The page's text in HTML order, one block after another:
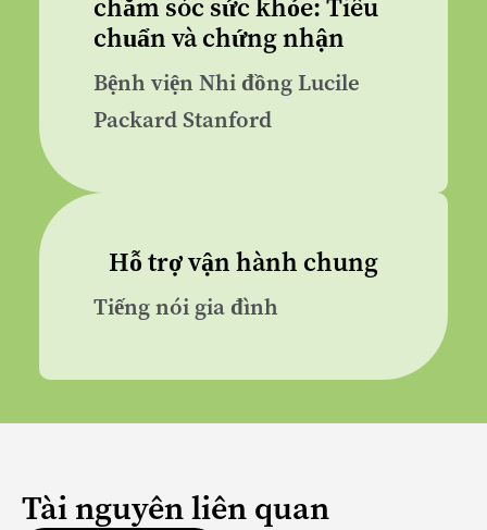
chăm sóc sức khỏe: Tiêu
chuẩn và chứng nhận
Bệnh viện Nhi đồng Lucile
Packard Stanford
Hỗ trợ vận hành chung
Tiếng nói gia đình
Tài nguyên liên quan